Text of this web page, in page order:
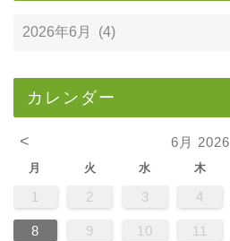
カレンダー
< 6月 2026
月 火 水 木
1 2 3 4
8 9 10 11